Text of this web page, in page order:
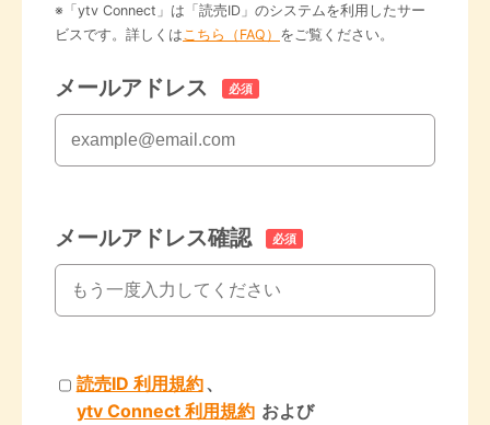
※「ytv Connect」は「読売ID」のシステムを利用したサー
ビスです。詳しくは こちら（FAQ） をご覧ください。
メールアドレス 必須
メールアドレス確認 必須
読売ID 利用規約、
ytv Connect 利用規約 および